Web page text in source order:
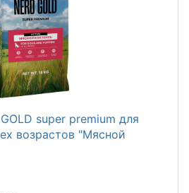
super premium для
возрастов "Мясной